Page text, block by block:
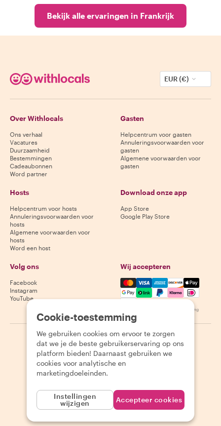
Bekijk alle ervaringen in Frankrijk
EUR (€)
Over Withlocals
Ons verhaal
Vacatures
Duurzaamheid
Bestemmingen
Cadeaubonnen
Word partner
Gasten
Helpcentrum voor gasten
Annuleringsvoorwaarden voor
gasten
Algemene voorwaarden voor
gasten
Hosts
Helpcentrum voor hosts
Annuleringsvoorwaarden voor
hosts
Algemene voorwaarden voor
hosts
Word een host
Download onze app
App Store
Google Play Store
Volg ons
Facebook
Instagram
YouTube
Wij accepteren
Mastercard, Visa, Amex,
Beschikbaarheid varieert per bestemming
2026 Withlocals.com Privacybeleid Cookies
Cookie-toestemming
We gebruiken cookies om ervoor te zorgen
dat we je de beste gebruikerservaring op ons
platform bieden! Daarnaast gebruiken we
cookies voor analytische en
marketingdoeleinden.
Instellingen
wijzigen
Accepteer cookies